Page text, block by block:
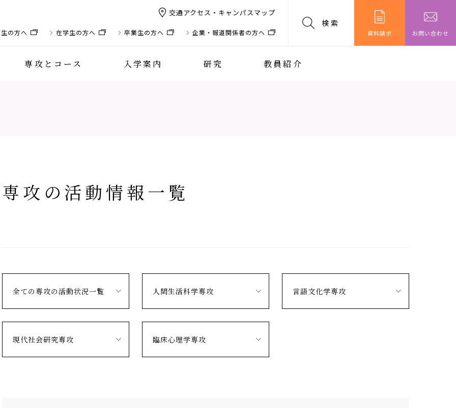
専攻とコース 入学案内 研究 教員紹介
交通アクセス・キャンパスマップ
検索
資料請求 お問い合わせ
の方へ 在学生の方へ 卒業生の方へ 企業・報道関係者の方へ
専攻の活動情報一覧
全ての専攻の活動状況一覧 人間生活科学専攻 言語文化学専攻
現代社会研究専攻 臨床心理学専攻